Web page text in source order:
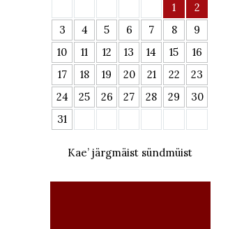
1
2
3
4 5 6 7 8
9
10
11 12 13 14 15
16
17
18 19 20 21 22
23
24
25 26 27 28 29
30
31
Kae’ järgmäist sündmüist